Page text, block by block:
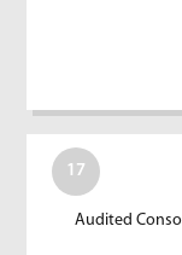
17
Audited